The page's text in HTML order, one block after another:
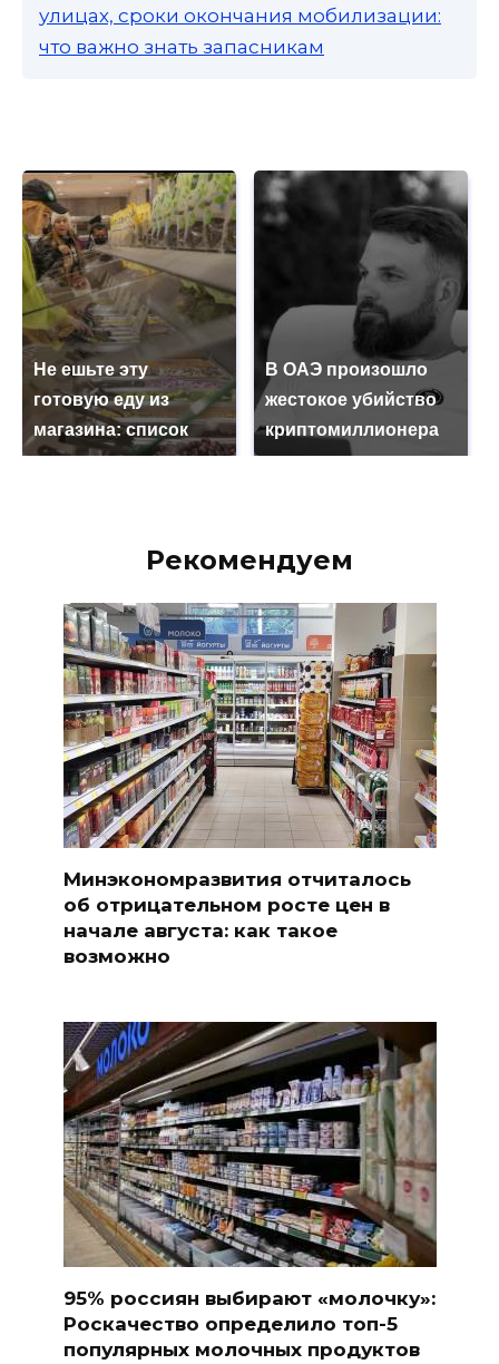
улицах, сроки окончания мобилизации:
что важно знать запасникам
Не ешьте эту
готовую еду из
магазина: список
В ОАЭ произошло
жестокое убийство
криптомиллионера
Рекомендуем
Минэкономразвития отчиталось
об отрицательном росте цен в
начале августа: как такое
возможно
95% россиян выбирают «молочку»:
Роскачество определило топ-5
популярных молочных продуктов